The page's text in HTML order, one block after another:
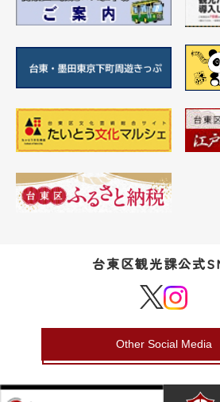
台東区観光課公式
Other Social Media